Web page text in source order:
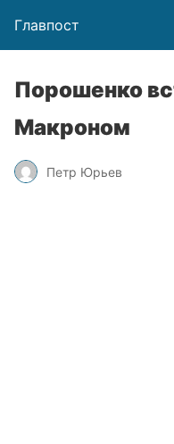
Главпост
Порошенко
Макроном
Петр Юрьев